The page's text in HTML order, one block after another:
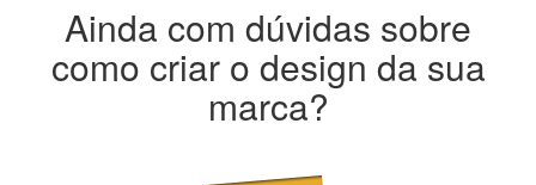
Ainda com dúvidas sobre
como criar o design da sua
marca?